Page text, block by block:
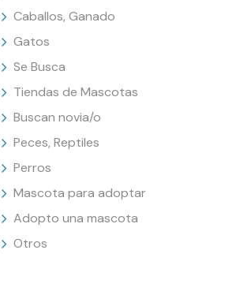
Caballos, Ganado
Gatos
Se Busca
Tiendas de Mascotas
Buscan novia/o
Peces, Reptiles
Perros
Mascota para adoptar
Adopto una mascota
Otros